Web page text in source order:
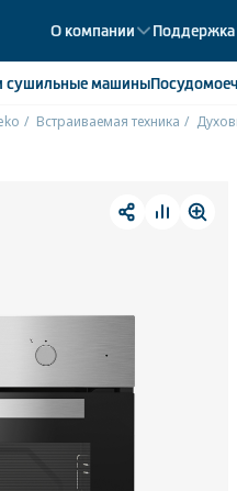
О компании Поддержка
сушильные машины
Встраиваемая техника